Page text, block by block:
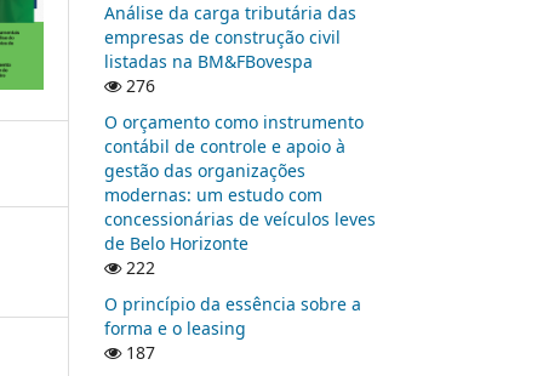
Análise da carga tributária das
empresas de construção civil
listadas na BM&FBovespa
276
O orçamento como instrumento
contábil de controle e apoio à
gestão das organizações
modernas: um estudo com
concessionárias de veículos leves
de Belo Horizonte
222
O princípio da essência sobre a
forma e o leasing
187